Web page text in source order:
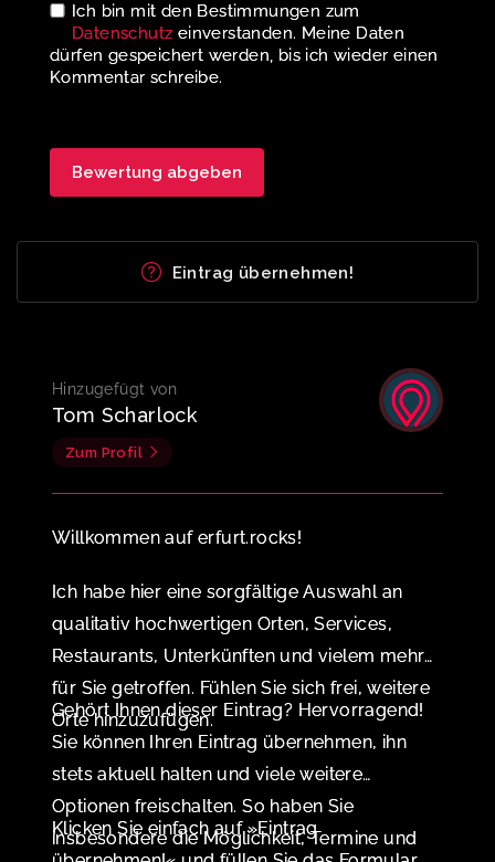
Ich bin mit den Bestimmungen zum
Datenschutz einverstanden. Meine Daten
dürfen gespeichert werden, bis ich wieder einen
Kommentar schreibe.
Eintrag übernehmen!
Hinzugefügt von
Tom Scharlock
Zum Profil
Willkommen auf erfurt.rocks!
Ich habe hier eine sorgfältige Auswahl an
qualitativ hochwertigen Orten, Services,
Restaurants, Unterkünften und vielem mehr
für Sie getroffen. Fühlen Sie sich frei, weitere
Orte hinzuzufügen.
Gehört Ihnen dieser Eintrag? Hervorragend!
Sie können Ihren Eintrag übernehmen, ihn
stets aktuell halten und viele weitere
Optionen freischalten. So haben Sie
insbesondere die Möglichkeit, Termine und
Klicken Sie einfach auf »Eintrag